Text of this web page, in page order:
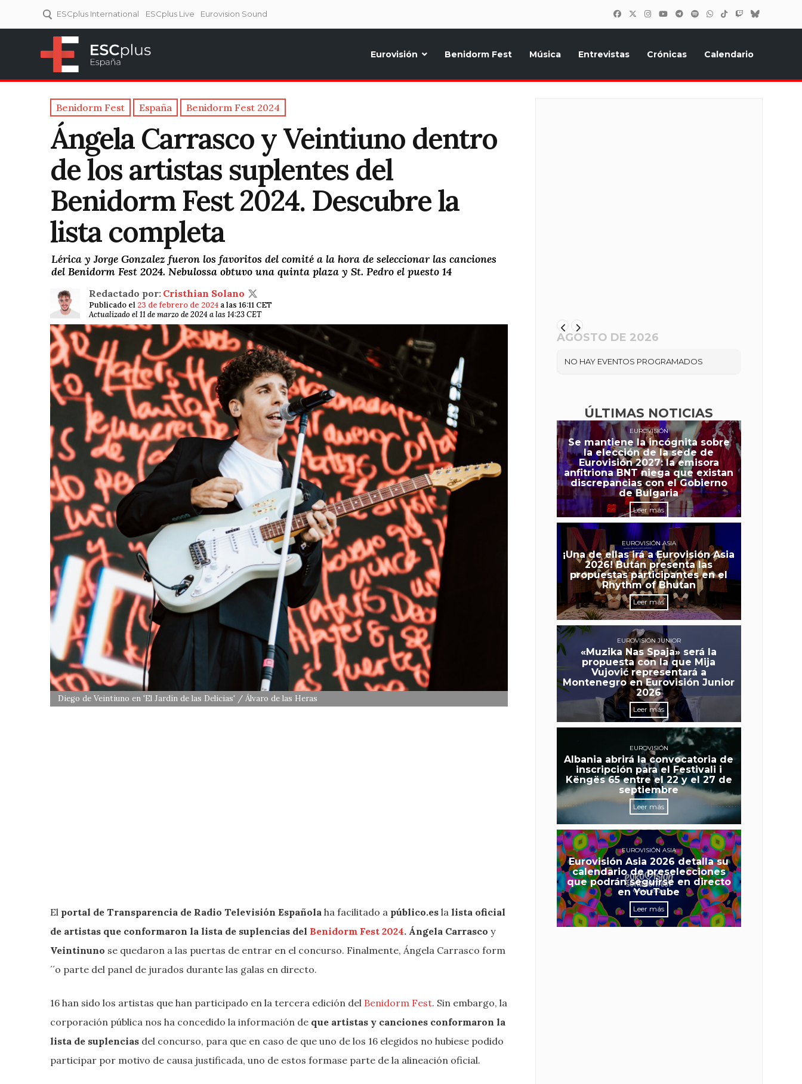
ESCplus International ESCplus Live Eurovision Sound
Eurovisión Benidorm Fest Música Entrevistas Crónicas Calendario
Benidorm Fest España Benidorm Fest 2024
Ángela Carrasco y Veintiuno dentro
de los artistas suplentes del
Benidorm Fest 2024. Descubre la
lista completa
Lérica y Jorge Gonzalez fueron los favoritos del comité a la hora de seleccionar las canciones
del Benidorm Fest 2024. Nebulossa obtuvo una quinta plaza y St. Pedro el puesto 14
Redactado por: Cristhian Solano
Publicado el 23 de febrero de 2024 a las 16:11 CET
Actualizado el 11 de marzo de 2024 a las 14:23 CET
Diego de Veintiuno en 'El Jardín de las Delicias' / Álvaro de las Heras
El portal de Transparencia de Radio Televisión Española ha facilitado a público.es la lista oficial
de artistas que conformaron la lista de suplencias del Benidorm Fest 2024. Ángela Carrasco y
Veintinuno se quedaron a las puertas de entrar en el concurso. Finalmente, Ángela Carrasco form
´´o parte del panel de jurados durante las galas en directo.
16 han sido los artistas que han participado en la tercera edición del Benidorm Fest. Sin embargo, la
corporación pública nos ha concedido la información de que artistas y canciones conformaron la
lista de suplencias del concurso, para que en caso de que uno de los 16 elegidos no hubiese podido
participar por motivo de causa justificada, uno de estos formase parte de la alineación oficial.
AGOSTO DE 2026
NO HAY EVENTOS PROGRAMADOS
ÚLTIMAS NOTICIAS
EUROVISIÓN
Se mantiene la incógnita sobre
la elección de la sede de
Eurovisión 2027: la emisora
anfitriona BNT niega que existan
discrepancias con el Gobierno
de Bulgaria
Leer más
EUROVISIÓN ASIA
¡Una de ellas irá a Eurovisión Asia
2026! Bután presenta las
propuestas participantes en el
Rhythm of Bhutan
Leer más
EUROVISIÓN JUNIOR
«Muzika Nas Spaja» será la
propuesta con la que Mija
Vujović representará a
Montenegro en Eurovisión Junior
2026
Leer más
EUROVISIÓN
Albania abrirá la convocatoria de
inscripción para el Festivali i
Këngës 65 entre el 22 y el 27 de
septiembre
Leer más
EUROVISIÓN ASIA
Eurovisión Asia 2026 detalla su
calendario de preselecciones
que podrán seguirse en directo
en YouTube
Leer más